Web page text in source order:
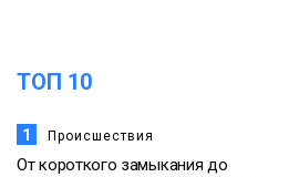
ТОП 10
1 Происшествия
От короткого замыкания до